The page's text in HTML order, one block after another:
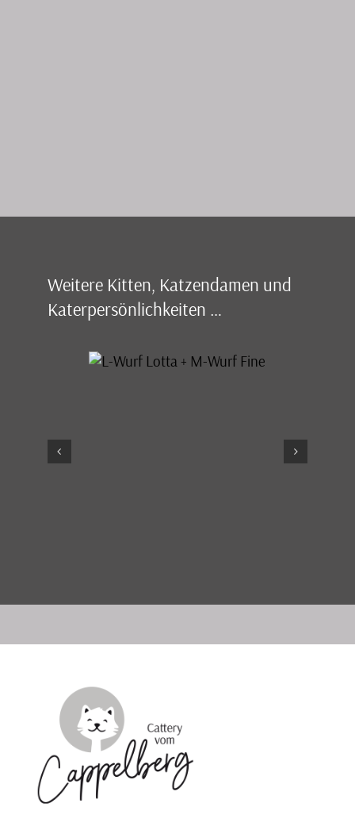
Weitere Kitten, Katzendamen und
Katerpersönlichkeiten …
L-Wurf Lotta +